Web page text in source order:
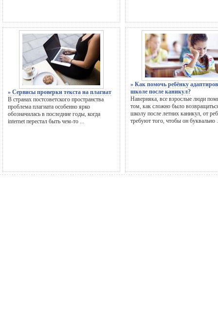
» Сервисы проверки текста на плагиат
В странах постсоветского пространства
проблема плагиата особенно ярко
обозначилась в последние годы, когда
internet перестал быть чем-то ...
» Как помочь ребёнку
школе после каникул?
Наверняка, все взрослые люди
том, как сложно было
школу после летних каникул, от
требуют того, чтобы он буквально